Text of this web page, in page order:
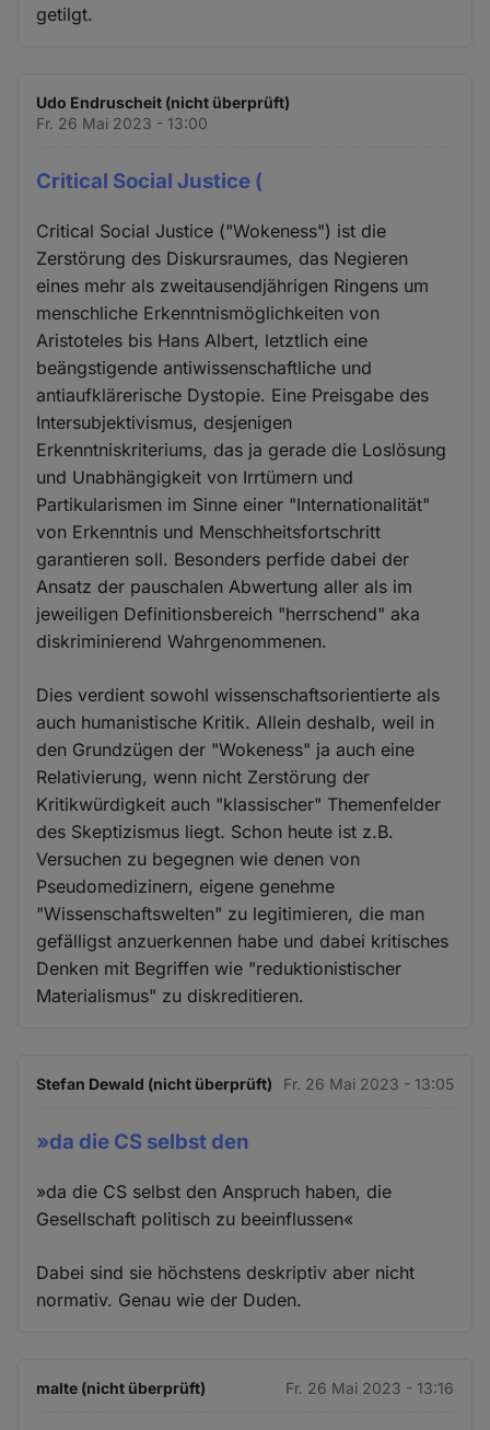
getilgt.
Udo Endruscheit (nicht überprüft)
Fr. 26 Mai 2023 - 13:00
Critical Social Justice (
Critical Social Justice ("Wokeness") ist die
Zerstörung des Diskursraumes, das Negieren
eines mehr als zweitausendjährigen Ringens um
menschliche Erkenntnismöglichkeiten von
Aristoteles bis Hans Albert, letztlich eine
beängstigende antiwissenschaftliche und
antiaufklärerische Dystopie. Eine Preisgabe des
Intersubjektivismus, desjenigen
Erkenntniskriteriums, das ja gerade die Loslösung
und Unabhängigkeit von Irrtümern und
Partikularismen im Sinne einer "Internationalität"
von Erkenntnis und Menschheitsfortschritt
garantieren soll. Besonders perfide dabei der
Ansatz der pauschalen Abwertung aller als im
jeweiligen Definitionsbereich "herrschend" aka
diskriminierend Wahrgenommenen.
Dies verdient sowohl wissenschaftsorientierte als
auch humanistische Kritik. Allein deshalb, weil in
den Grundzügen der "Wokeness" ja auch eine
Relativierung, wenn nicht Zerstörung der
Kritikwürdigkeit auch "klassischer" Themenfelder
des Skeptizismus liegt. Schon heute ist z.B.
Versuchen zu begegnen wie denen von
Pseudomedizinern, eigene genehme
"Wissenschaftswelten" zu legitimieren, die man
gefälligst anzuerkennen habe und dabei kritisches
Denken mit Begriffen wie "reduktionistischer
Materialismus" zu diskreditieren.
Stefan Dewald (nicht überprüft) Fr. 26 Mai 2023 - 13:05
»da die CS selbst den
»da die CS selbst den Anspruch haben, die
Gesellschaft politisch zu beeinflussen«
Dabei sind sie höchstens deskriptiv aber nicht
normativ. Genau wie der Duden.
malte (nicht überprüft) Fr. 26 Mai 2023 - 13:16